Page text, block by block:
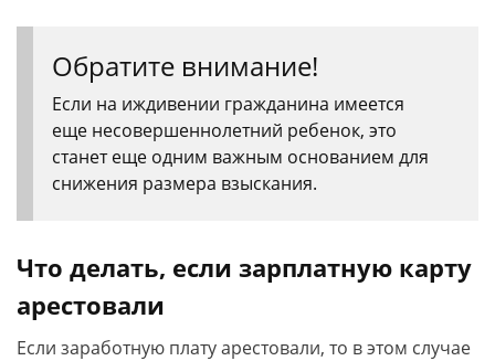
Обратите внимание!
Если на иждивении гражданина имеется
еще несовершеннолетний ребенок, это
станет еще одним важным основанием для
снижения размера взыскания.
Что делать, если зарплатную карту
арестовали
Если заработную плату арестовали, то в этом случае